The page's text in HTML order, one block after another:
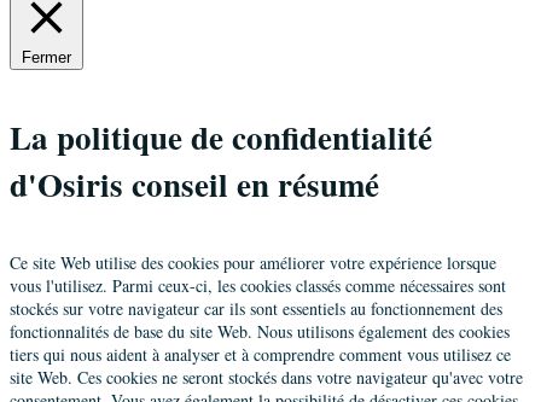
CAP TFA
Chauvin Marie-Agnès
Le Cosquer,Pleyben,France
06 85 08 48 31
achauvin@soleaconseil.com
Société
Soléa Conseil
Fermer
La politique de confidentialité
d'Osiris conseil en résumé
Ce site Web utilise des cookies pour améliorer votre expérience lorsque
vous l'utilisez. Parmi ceux-ci, les cookies classés comme nécessaires sont
stockés sur votre navigateur car ils sont essentiels au fonctionnement des
fonctionnalités de base du site Web. Nous utilisons également des cookies
tiers qui nous aident à analyser et à comprendre comment vous utilisez ce
site Web. Ces cookies ne seront stockés dans votre navigateur qu'avec votre